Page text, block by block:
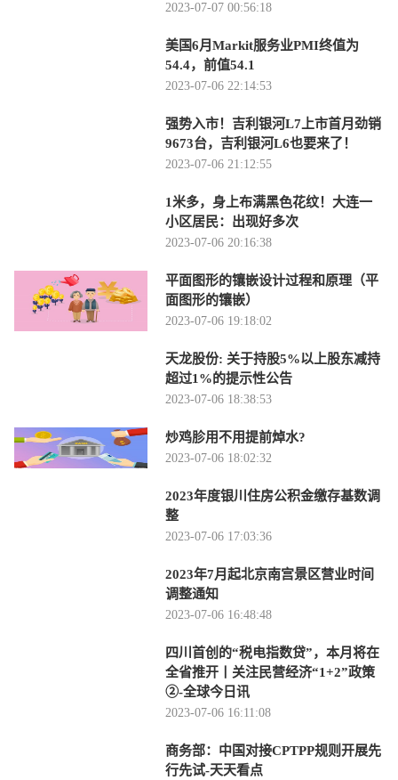
2023-07-07 00:56:18
美国6月Markit服务业PMI终值为
54.4，前值54.1
2023-07-06 22:14:53
强势入市！吉利银河L7上市首月劲销
9673台，吉利银河L6也要来了！
2023-07-06 21:12:55
1米多，身上布满黑色花纹！大连一
小区居民：出现好多次
2023-07-06 20:16:38
平面图形的镶嵌设计过程和原理（平
面图形的镶嵌）
2023-07-06 19:18:02
天龙股份: 关于持股5%以上股东减持
超过1%的提示性公告
2023-07-06 18:38:53
炒鸡胗用不用提前焯水?
2023-07-06 18:02:32
2023年度银川住房公积金缴存基数调
整
2023-07-06 17:03:36
2023年7月起北京南宫景区营业时间
调整通知
2023-07-06 16:48:48
四川首创的“税电指数贷”，本月将在
全省推开丨关注民营经济“1+2”政策
②-全球今日讯
2023-07-06 16:11:08
商务部：中国对接CPTPP规则开展先
行先试-天天看点